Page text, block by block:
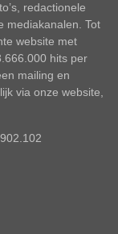
redactionele
mediakanalen. Tot
website met
hits per
mailing en
via onze website,